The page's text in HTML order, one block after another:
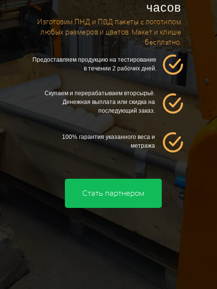
Изготовим ПНД и ПВД пакеты с логотипом
любых размеров и цветов. Макет и клише
бесплатно.
часов
Стать партнером
Предоставляем продукцию на тестирование
в течении 2 рабочих дней.
Скупаем и перерабатываем вторсырьё.
Денежная выплата или скидка на
последующий заказ.
100% гарантия указанного веса и
метража